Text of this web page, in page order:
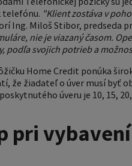
telefónu. "Klient zostáva v
Ing. Miloš Stibor, predseda
nie je viazaný časom.
podľa svojich potrieb a
Home Credit ponúka
že žiadateľ o úver musí byť
úveru je 10, 15,
pri